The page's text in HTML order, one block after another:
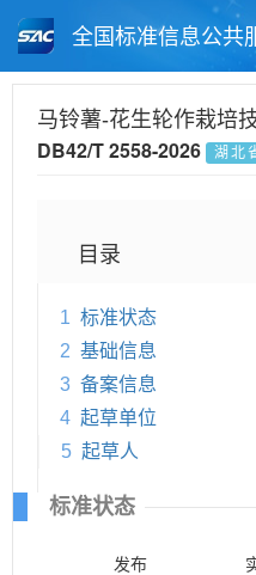
全国标准信息公共
月报查询 标准
马铃薯-花生轮作栽培
DB42/T 2558-2026 湖北
目录
1 标准状态
2 基础信息
3 备案信息
4 起草单位
5 起草人
标准状态
发布